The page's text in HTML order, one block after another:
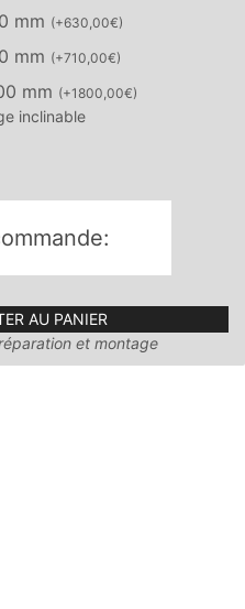
mm (+630,00€)
mm (+710,00€)
mm (+1800,00€)
inclinable
AU PANIER
et montage